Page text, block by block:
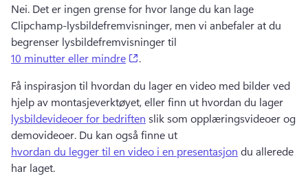
Nei. Det er ingen grense for hvor lange du kan lage
Clipchamp-lysbildefremvisninger, men vi anbefaler at du
begrenser lysbildefremvisninger til
10 minutter eller mindre
.
Få inspirasjon til hvordan du lager en video med bilder ved
hjelp av montasjeverktøyet, eller finn ut hvordan du lager
lysbildevideoer for bedriften slik som opplæringsvideoer og
demovideoer. Du kan også finne ut
hvordan du legger til en video i en presentasjon du allerede
har laget.